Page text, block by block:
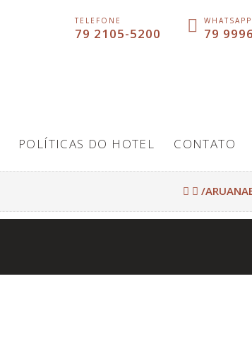
TELEFONE
79 2105-5200
WHATSAPP
79
POLÍTICAS DO HOTEL CONTATO
/